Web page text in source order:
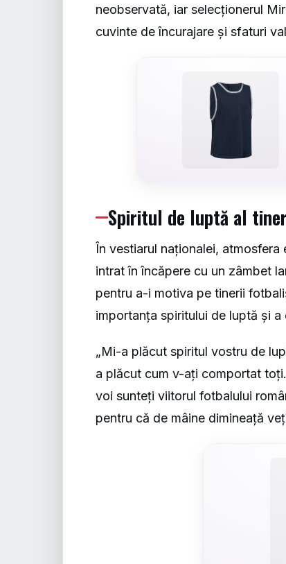
neobservată, iar selecționerul
cuvinte de încurajare și sfaturi
Spiritul de luptă al
În vestiarul naționalei,
intrat în încăpere cu un zâmbet
pentru a-i motiva pe tinerii
importanța spiritului de luptă și
„Mi-a plăcut spiritul vostru de
a plăcut cum v-ați comportat
voi sunteți viitorul fotbalului
pentru că de mâine dimineață